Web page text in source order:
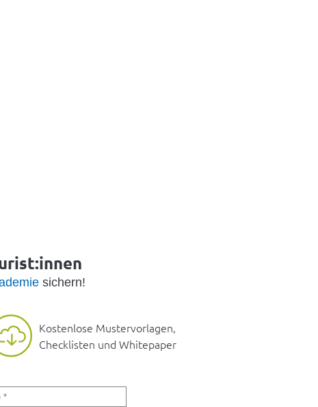
sichern!
Kostenlose Mustervorlagen,
Checklisten und Whitepaper